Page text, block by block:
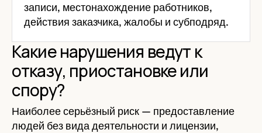
записи, местонахождение работников,
действия заказчика, жалобы и субподряд.
Какие нарушения ведут к
отказу, приостановке или
спору?
Наиболее серьёзный риск — предоставление
людей без вида деятельности и лицензии,